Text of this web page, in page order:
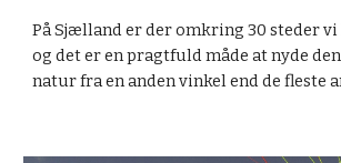
På Sjælland er der omkring 30 steder vi
og det er en pragtfuld måde at nyde
natur fra en anden vinkel end de fleste